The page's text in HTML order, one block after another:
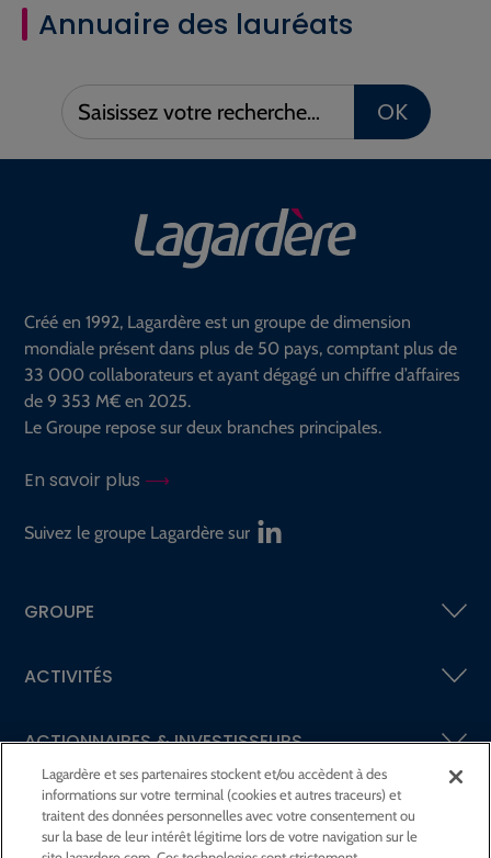
Annuaire des lauréats
Saisissez
votre
OK
Créé en 1992, Lagardère est un groupe de dimension
mondiale présent dans plus de 50 pays, comptant plus de
33 000 collaborateurs et ayant dégagé un chiffre d’affaires
de 9 353 M€ en 2025.
Le Groupe repose sur deux branches principales.
En savoir plus
Suivez le groupe Lagardère sur
GROUPE
ACTIVITÉS
ACTIONNAIRES &INVESTISSEURS
LA RSECHEZ LAGARDÈRE
Lagardère et ses partenaires stockent et/ou accèdent à des
informations sur votre terminal (cookies et autres traceurs) et
traitent des données personnelles avec votre consentement ou
sur la base de leur intérêt légitime lors de votre navigation sur le